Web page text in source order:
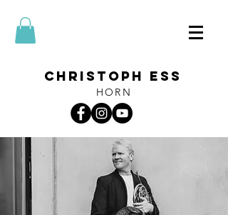
CHRISTOPH ESS
HORN